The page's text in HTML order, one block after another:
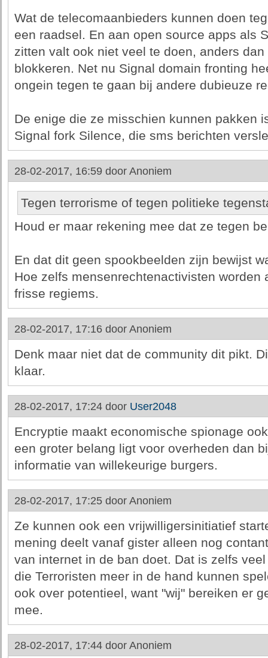
Wat de telecomaanbieders kunnen doen
een raadsel. En aan open source apps als
zitten valt ook niet veel te doen, anders
blokkeren. Net nu Signal domain fronting
ongein tegen te gaan bij andere dubieuze
De enige die ze misschien kunnen pakken
Signal fork Silence, die sms berichten
28-02-2017, 16:59 door Anoniem
Tegen terrorisme of tegen politieke
Houd er maar rekening mee dat ze tegen
En dat dit geen spookbeelden zijn bewijst
Hoe zelfs mensenrechtenactivisten worden
frisse regiems.
28-02-2017, 17:16 door Anoniem
Denk maar niet dat de community dit pikt.
klaar.
28-02-2017, 17:24 door User2048
Encryptie maakt economische spionage
een groter belang ligt voor overheden dan
informatie van willekeurige burgers.
28-02-2017, 17:25 door Anoniem
Ze kunnen ook een vrijwilligersinitiatief
mening deelt vanaf gister alleen nog
van internet in de ban doet. Dat is zelfs
die Terroristen meer in de hand kunnen
ook over potentieel, want "wij" bereiken er
mee.
28-02-2017, 17:44 door Anoniem